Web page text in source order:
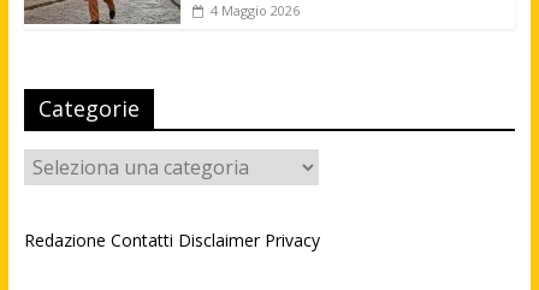
4 Maggio 2026
Categorie
Categorie
Redazione Contatti Disclaimer Privacy